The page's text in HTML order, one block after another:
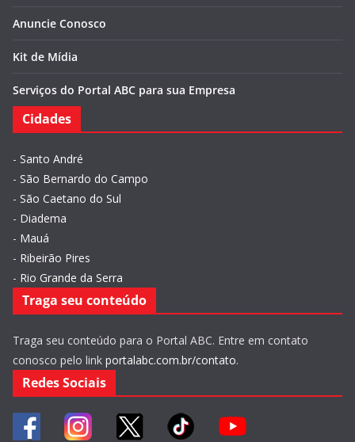
Anuncie Conosco
Kit de Mídia
Serviços do Portal ABC para sua Empresa
Cidades
- Santo André
- São Bernardo do Campo
- São Caetano do Sul
- Diadema
- Mauá
- Ribeirão Pires
- Rio Grande da Serra
Traga seu conteúdo
Traga seu conteúdo para o Portal ABC. Entre em contato
conosco pelo link portalabc.com.br/contato.
Redes Sociais